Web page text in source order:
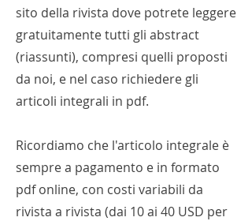
sito della rivista dove potrete leggere
gratuitamente tutti gli abstract
(riassunti), compresi quelli proposti
da noi, e nel caso richiedere gli
articoli integrali in pdf.
Ricordiamo che l'articolo integrale è
sempre a pagamento e in formato
pdf online, con costi variabili da
rivista a rivista (dai 10 ai 40 USD per